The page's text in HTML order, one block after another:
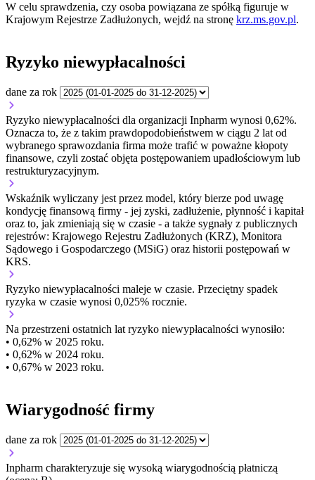
W celu sprawdzenia, czy osoba powiązana ze spółką figuruje w
Krajowym Rejestrze Zadłużonych, wejdź na stronę krz.ms.gov.pl.
Ryzyko niewypłacalności
dane za rok
Ryzyko niewypłacalności dla organizacji Inpharm wynosi 0,62%.
Oznacza to, że z takim prawdopodobieństwem w ciągu 2 lat od
wybranego sprawozdania firma może trafić w poważne kłopoty
finansowe, czyli zostać objęta postępowaniem upadłościowym lub
restrukturyzacyjnym.
Wskaźnik wyliczany jest przez model, który bierze pod uwagę
kondycję finansową firmy - jej zyski, zadłużenie, płynność i kapitał
oraz to, jak zmieniają się w czasie - a także sygnały z publicznych
rejestrów: Krajowego Rejestru Zadłużonych (KRZ), Monitora
Sądowego i Gospodarczego (MSiG) oraz historii postępowań w
KRS.
Ryzyko niewypłacalności maleje w czasie. Przeciętny spadek
ryzyka w czasie wynosi 0,025% rocznie.
Na przestrzeni ostatnich lat ryzyko niewypłacalności wynosiło:
• 0,62% w 2025 roku.
• 0,62% w 2024 roku.
• 0,67% w 2023 roku.
Wiarygodność firmy
dane za rok
Inpharm charakteryzuje się wysoką wiarygodnością płatniczą